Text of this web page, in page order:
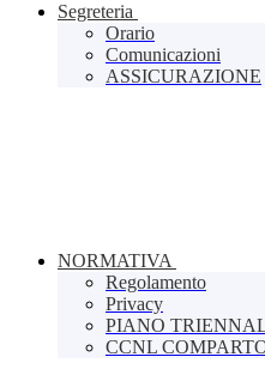
Segreteria
Orario
Comunicazioni
ASSICURAZIONE
NORMATIVA
Regolamento
Privacy
PIANO
CCNL